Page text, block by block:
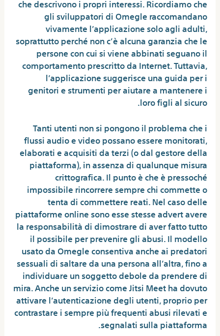
gli sviluppatori di Omegle raccomandano
vivamente l’applicazione solo agli adulti,
soprattutto perché non c’è alcuna garanzia che le
persone con cui si viene abbinati seguano il
comportamento prescritto da Internet. Tuttavia,
l’applicazione suggerisce una guida per i
genitori e strumenti per aiutare a mantenere i
loro figli al sicuro.
Tanti utenti non si pongono il problema che i
flussi audio e video possano essere monitorati,
elaborati e acquisiti da terzi (o dal gestore della
piattaforma), in assenza di qualunque misura
crittografica. Il punto è che è pressoché
impossibile rincorrere sempre chi commette o
tenta di commettere reati. Nel caso delle
piattaforme online sono esse stesse advert avere
la responsabilità di dimostrare di aver fatto tutto
il possibile per prevenire gli abusi. Il modello
usato da Omegle consentiva anche ai predatori
sessuali di saltare da una persona all’altra, fino a
individuare un soggetto debole da prendere di
mira. Anche un servizio come Jitsi Meet ha dovuto
attivare l’autenticazione degli utenti, proprio per
contrastare i sempre più frequenti abusi rilevati e
segnalati sulla piattaforma.